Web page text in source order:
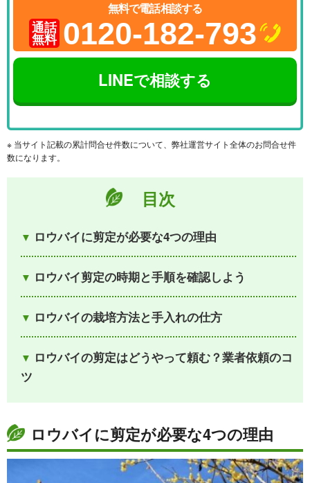
無料で電話相談する
通話
無料 0120-182-793
LINEで相談する
※ 当サイト記載の累計問合せ件数について、弊社運営サイト全体のお問合せ件
数になります。
目次
ロウバイに剪定が必要な4つの理由
ロウバイ剪定の時期と手順を確認しよう
ロウバイの栽培方法と手入れの仕方
ロウバイの剪定はどうやって頼む？業者依頼のコ
ツ
ロウバイに剪定が必要な4つの理由